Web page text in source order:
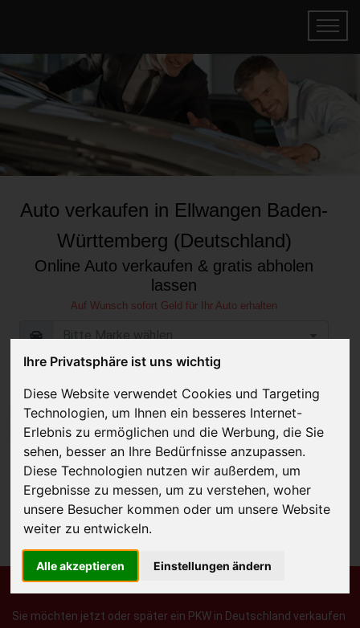
Ihre Privatsphäre ist uns wichtig
Diese Website verwendet Cookies und Targeting
Technologien, um Ihnen ein besseres Internet-
Erlebnis zu ermöglichen und die Werbung, die Sie
sehen, besser an Ihre Bedürfnisse anzupassen.
Diese Technologien nutzen wir außerdem, um
Ergebnisse zu messen, um zu verstehen, woher
unsere Besucher kommen oder um unsere Website
weiter zu entwickeln.
Alle akzeptieren Einstellungen ändern
Auto verkaufen in Ellwangen Baden-
Württemberg (Deutschland)
Online Auto verkaufen & gratis abholen
lassen
Auf Wunsch sofort Geld für Ihr Auto erhalten
JETZT KOSTENLOSE BEWERTUNG
Kostenloses Angebot
für den Ankauf Ihres Autos inklusive der
Abholung, auf Wunsch sofort Geld. Ihre Daten werden nicht mit Dritten
geteilt.
Wir garantieren 100% Sicherheit.
Sie möchten jetzt oder später ein PKW in Deutschland verkaufen